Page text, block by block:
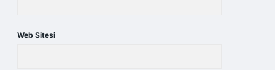
Web Sitesi